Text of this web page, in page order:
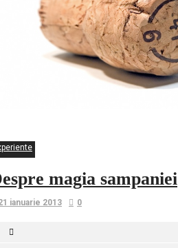
magia sampaniei
ianuarie 2013 0